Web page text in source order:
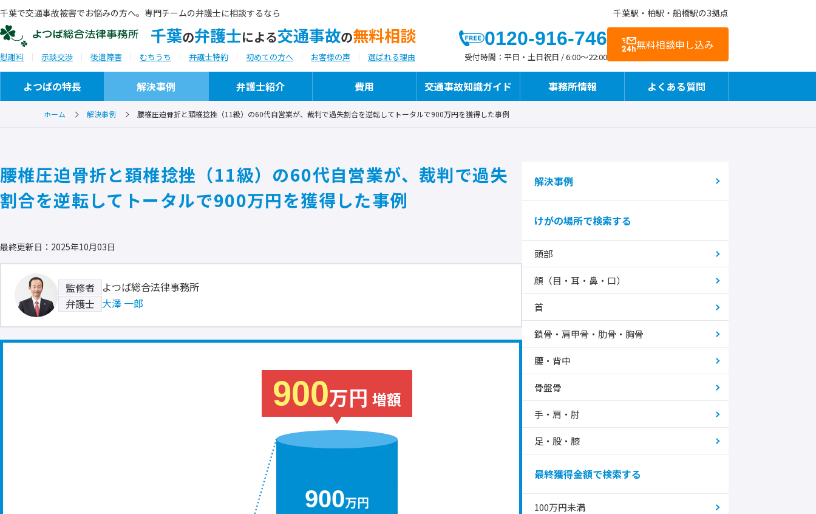
千葉で交通事故被害でお悩みの方へ。専門チームの弁護士に相談するなら
千葉の弁護士による交通事故の無料相談
千葉駅・柏駅・船橋駅の3拠点
慰謝料 示談交渉 後遺障害 むちうち 弁護士特約 初めての方へ お客様の声 選ばれる理由
0120-916-746
受付時間： 平日・土日祝日 / 6:00～22:00
無料相談申し込み
よつばの特長
ご相談実例
よつばの交通事故への「想い」と「こだわ
り」
整骨院様向けサービス
解決事例 弁護士紹介 費用 交通事故知識ガイド 事務所情報
セミナー・研修会講師 執筆・メディア掲載
よくある質問
ホーム 解決事例 腰椎圧迫骨折と頚椎捻挫（11級）の60代自営業が、裁判で過失割合を逆転してトータルで900万円を獲得した事例
腰椎圧迫骨折と頚椎捻挫（11級）の60代自営業が、裁判で過失
割合を逆転してトータルで900万円を獲得した事例
最終更新日：2025年10月03日
監修者
よつば総合法律事務所
弁護士 大澤 一郎
900万円
900万円 増額
解決事例
けがの場所で検索する
頭部
顔（目・耳・鼻・口）
首
鎖骨・肩甲骨・肋骨・胸骨
腰・背中
骨盤骨
手・肩・肘
足・股・膝
最終獲得金額で検索する
100万円未満